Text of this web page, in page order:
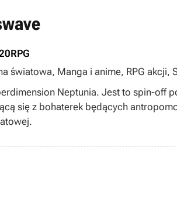
RPG
światowa, Manga i anime, RPG akcji,
Neptunia. Jest to spin-off
się z bohaterek będących